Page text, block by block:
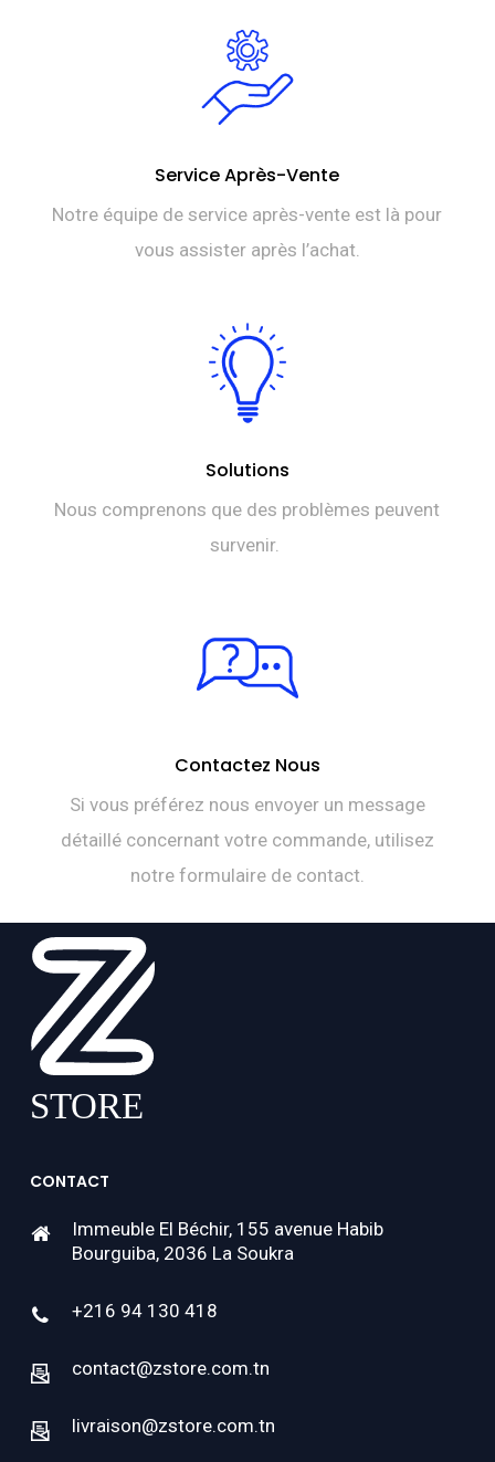
Service Après-Vente
Notre équipe de service après-vente est là pour
vous assister après l’achat.
Solutions
Nous comprenons que des problèmes peuvent
survenir.
Contactez Nous
Si vous préférez nous envoyer un message
détaillé concernant votre commande, utilisez
notre formulaire de contact.
CONTACT
Immeuble El Béchir, 155 avenue Habib
Bourguiba, 2036 La Soukra
+216 94 130 418
contact@zstore.com.tn
livraison@zstore.com.tn